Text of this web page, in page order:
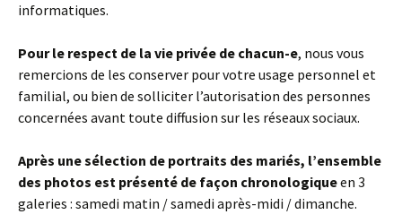
informatiques.
Pour le respect de la vie privée de chacun-e, nous vous
remercions de les conserver pour votre usage personnel et
familial, ou bien de solliciter l’autorisation des personnes
concernées avant toute diffusion sur les réseaux sociaux.
Après une sélection de portraits des mariés, l’ensemble
des photos est présenté de façon chronologiqueen 3
galeries : samedi matin / samedi après-midi / dimanche.